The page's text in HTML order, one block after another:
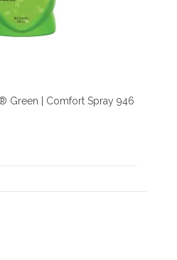
Green | Comfort Spray 946